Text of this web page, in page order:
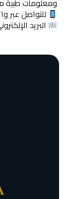
ومعلومات طبية
للتواصل عبر
البريد